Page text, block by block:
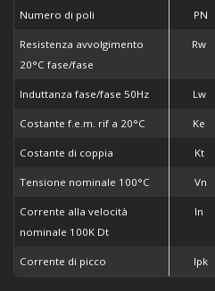
Numero di poli PN
Resistenza avvolgimento
20°C fase/fase
Rw
Induttanza fase/fase 50Hz Lw
Costante f.e.m. rif a 20°C Ke
Costante di coppia Kt
Tensione nominale 100°C Vn
Corrente alla velocità
nominale 100K Dt
In
Corrente di picco Ipk